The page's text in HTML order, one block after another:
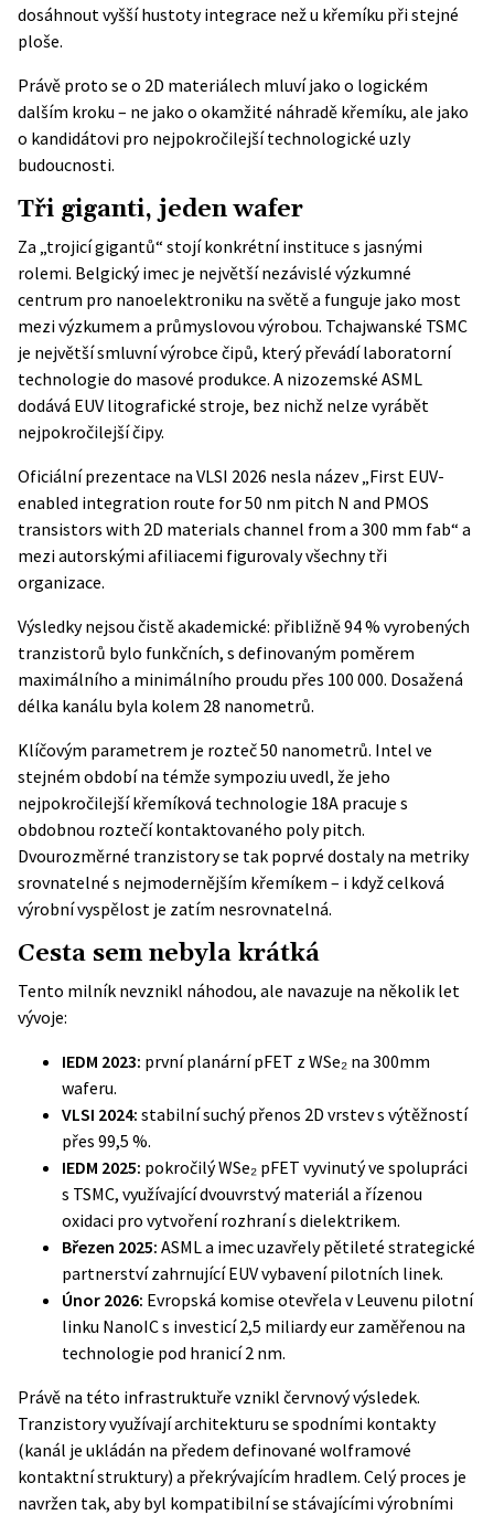
dosáhnout vyšší hustoty integrace než u křemíku při stejné
ploše.
Právě proto se o 2D materiálech mluví jako o logickém
dalším kroku – ne jako o okamžité náhradě křemíku, ale jako
o kandidátovi pro nejpokročilejší technologické uzly
budoucnosti.
Tři giganti, jeden wafer
Za „trojicí gigantů“ stojí konkrétní instituce s jasnými
rolemi. Belgickýimec je největší nezávislé výzkumné
centrum pro nanoelektroniku na světě a funguje jako most
mezi výzkumem a průmyslovou výrobou. Tchajwanské TSMC
je největší smluvní výrobce čipů, který převádí laboratorní
technologie do masové produkce. A nizozemské ASML
dodává EUV litografické stroje, bez nichž nelze vyrábět
nejpokročilejší čipy.
Oficiální prezentace na VLSI 2026 nesla název „First EUV-
enabled integration route for 50 nm pitch N and PMOS
transistors with 2D materials channel from a 300 mm fab“ a
mezi autorskými afiliacemi figurovaly všechny tři
organizace.
Výsledky nejsou čistě akademické: přibližně 94 % vyrobených
tranzistorů bylo funkčních, s definovaným poměrem
maximálního a minimálního proudu přes 100 000. Dosažená
délka kanálu byla kolem 28 nanometrů.
Klíčovým parametrem je rozteč 50 nanometrů. Intel ve
stejném období na témže sympoziu uvedl, že jeho
nejpokročilejší křemíková technologie 18A pracuje s
obdobnou roztečí kontaktovaného poly pitch.
Dvourozměrné tranzistory se tak poprvé dostaly na metriky
srovnatelné s nejmodernějším křemíkem – i když celková
výrobní vyspělost je zatím nesrovnatelná.
Cesta sem nebyla krátká
Tento milník nevznikl náhodou, ale navazuje na několik let
vývoje:
IEDM 2023: první planární pFET z WSe₂ na 300mm
waferu.
VLSI 2024: stabilní suchý přenos 2D vrstev s výtěžností
přes 99,5 %.
IEDM 2025: pokročilý WSe₂ pFET vyvinutý ve spolupráci
s TSMC, využívající dvouvrstvý materiál a řízenou
oxidaci pro vytvoření rozhraní s dielektrikem.
Březen 2025: ASML a imec uzavřely pětileté strategické
partnerství zahrnující EUV vybavení pilotních linek.
Únor 2026: Evropská komise otevřela v Leuvenu pilotní
linku NanoIC s investicí 2,5 miliardy eur zaměřenou na
technologie pod hranicí 2 nm.
Právě na této infrastruktuře vznikl červnový výsledek.
Tranzistory využívají architekturu se spodními kontakty
(kanál je ukládán na předem definované wolframové
kontaktní struktury) a překrývajícím hradlem. Celý proces je
navržen tak, aby byl kompatibilní se stávajícími výrobními